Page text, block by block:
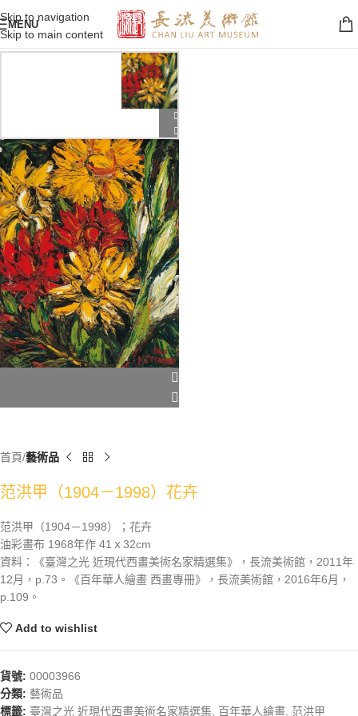
Skip to navigation
Skip to main content
MENU
首頁 藝術品
范洪甲（1904－1998）花卉
范洪甲（1904－1998）；花卉
油彩畫布 1968年作 41ｘ32cm
資料：《臺灣之光 近現代西畫美術名家精選集》，長流美術館，2011年
12月，p.73。《百年華人繪畫 西畫專冊》，長流美術館，2016年6月，
p.109。
Add to wishlist
貨號: 00003966
分類: 藝術品
標籤: 臺灣之光 近現代西畫美術名家精選集, 百年華人繪畫, 范洪甲